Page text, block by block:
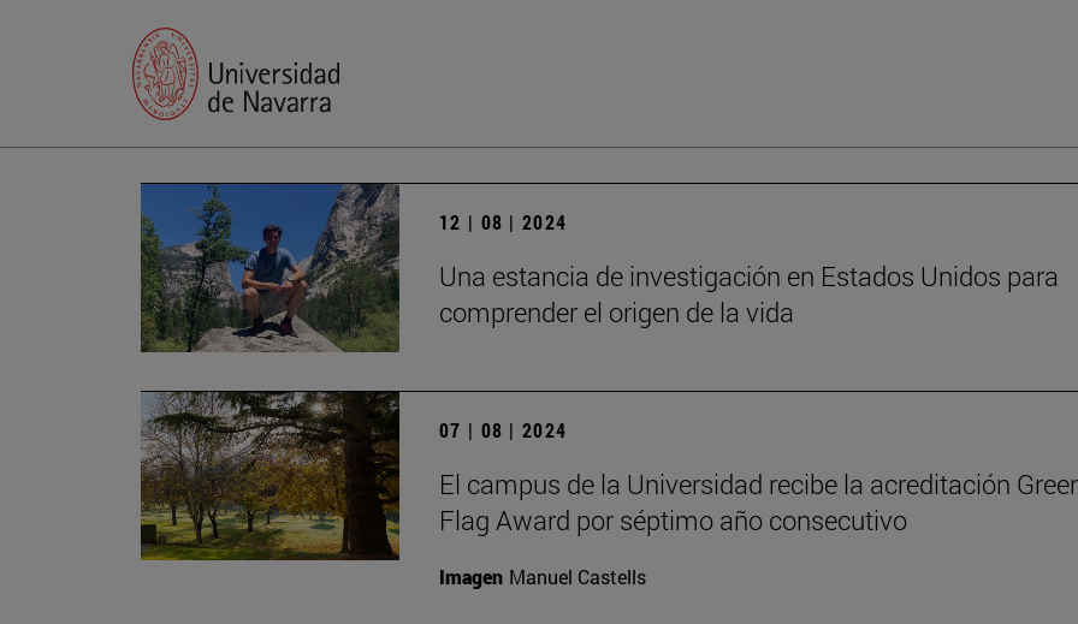
12 | 08 | 2024
Una estancia de investigación en Estados Unidos para
comprender el origen de la vida
07 | 08 | 2024
El campus de la Universidad recibe la acreditación
Flag Award por séptimo año consecutivo
Imagen Manuel Castells